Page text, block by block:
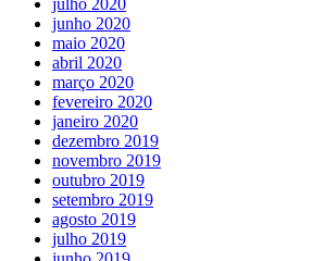
junho 2020
maio 2020
abril 2020
março 2020
fevereiro 2020
janeiro 2020
dezembro 2019
novembro 2019
outubro 2019
setembro 2019
agosto 2019
julho 2019